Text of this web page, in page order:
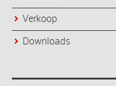
Verkoop
Downloads